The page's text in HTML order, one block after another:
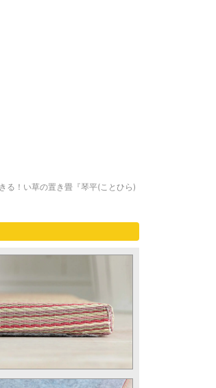
る！い草の置き畳『琴平(ことひら)